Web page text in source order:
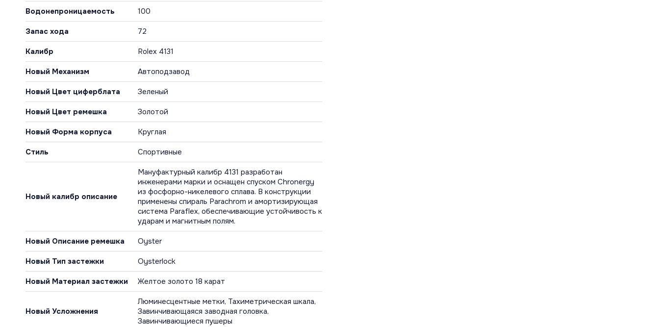
Водонепроницаемость 100
Запас хода 72
Калибр Rolex 4131
Новый Механизм Автоподзавод
Новый Цвет циферблата Зеленый
Новый Цвет ремешка Золотой
Новый Форма корпуса Круглая
Стиль Спортивные
Новый калибр описание
Мануфактурный калибр 4131 разработан
инженерами марки и оснащен спуском Chronergy
из фосфорно-никелевого сплава. В конструкции
применены спираль Parachrom и амортизирующая
система Paraflex, обеспечивающие устойчивость к
ударам и магнитным полям.
Новый Описание ремешка Oyster
Новый Тип застежки Oysterlock
Новый Материал застежки Желтое золото 18 карат
Новый Усложнения
Люминесцентные метки, Тахиметрическая шкала,
Завинчивающаяся заводная головка,
Завинчивающиеся пушеры